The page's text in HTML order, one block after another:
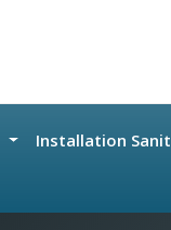
Installation